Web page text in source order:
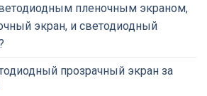
пленочным экраном,
экран, и светодиодный
прозрачный экран за